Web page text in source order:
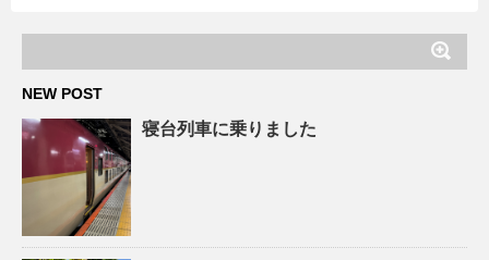
NEW POST
寝台列車に乗りました